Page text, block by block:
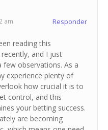
am Responder
reading this
and I just
observations. As a
experience plenty of
how crucial it is to
control, and this
your betting success.
are becoming